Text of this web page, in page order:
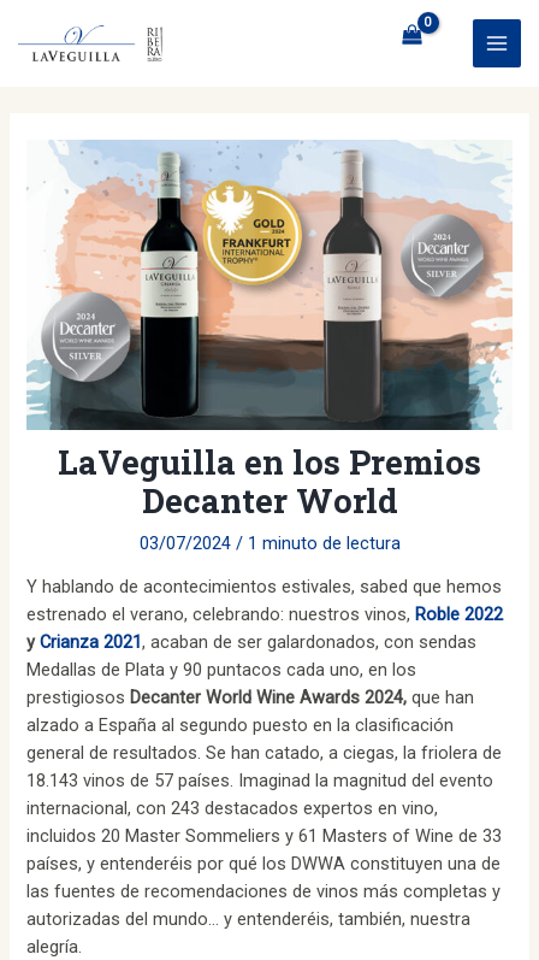
contenido
LaVeguilla en los Premios
Decanter World
03/07/2024 / 1 minuto de lectura
Y hablando de acontecimientos estivales, sabed que hemos
estrenado el verano, celebrando: nuestros vinos,Roble 2022
yCrianza 2021, acaban de ser galardonados, con sendas
Medallas de Plata y 90 puntacos cada uno, en los
prestigiosos Decanter World Wine Awards 2024, que han
alzado a España al segundo puesto en la clasificación
general de resultados. Se han catado, a ciegas, la friolera de
18.143 vinos de 57 países. Imaginad la magnitud del evento
internacional, con 243 destacados expertos en vino,
incluidos 20 Master Sommeliers y 61 Masters of Wine de 33
países, y entenderéis por qué los DWWA constituyen una de
las fuentes de recomendaciones de vinos más completas y
autorizadas del mundo… y entenderéis, también, nuestra
alegría.